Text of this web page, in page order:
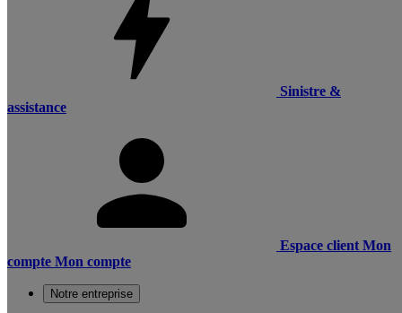
Sinistre &
assistance
Espace client Mon
compte Mon compte
Notre entreprise